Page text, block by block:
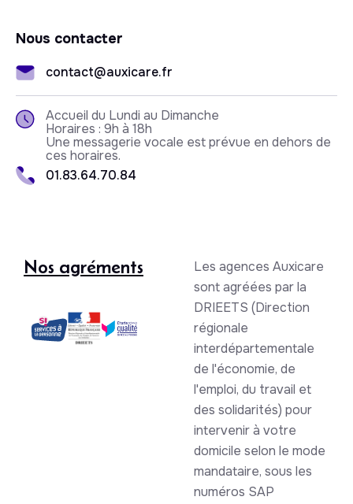
Nous contacter
contact@auxicare.fr
Accueil du Lundi au Dimanche
Horaires : 9h à 18h
Une messagerie vocale est prévue en dehors de
ces horaires.
01.83.64.70.84
Nos agréments
Les agences Auxicare
sont agréées par la
DRIEETS (Direction
régionale
interdépartementale
de l'économie, de
l'emploi, du travail et
des solidarités) pour
intervenir à votre
domicile selon le mode
mandataire, sous les
numéros SAP